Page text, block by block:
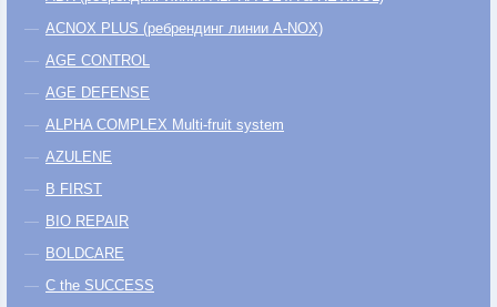
ACNOX PLUS (ребрендинг линии A-NOX)
AGE CONTROL
AGE DEFENSE
ALPHA COMPLEX Multi-fruit system
AZULENE
B FIRST
BIO REPAIR
BOLDCARE
C the SUCCESS